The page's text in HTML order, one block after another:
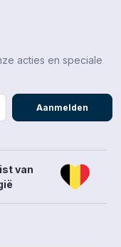
acties en speciale
Aanmelden
van